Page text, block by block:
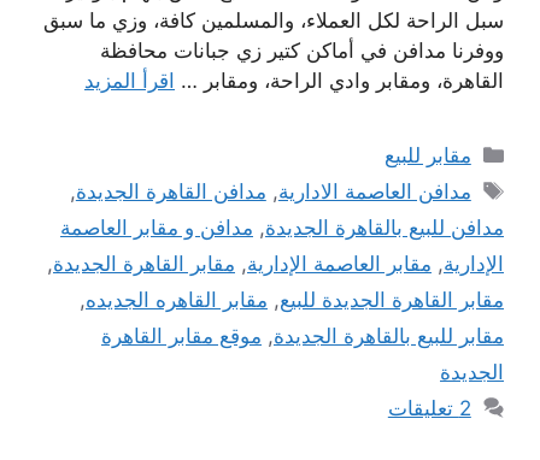
سبل الراحة لكل العملاء، والمسلمين كافة، وزي ما سبق
ووفرنا مدافن في أماكن كتير زي جبانات محافظة
القاهرة، ومقابر وادي الراحة، ومقابر … اقرأ المزيد
التصنيفات
مقابر للبيع
الوسوم
مدافن العاصمة الادارية, مدافن القاهرة الجديدة,
مدافن للبيع بالقاهرة الجديدة, مدافن و مقابر العاصمة
الإدارية, مقابر العاصمة الإدارية, مقابر القاهرة الجديدة,
مقابر القاهرة الجديدة للبيع, مقابر القاهره الجديده,
مقابر للبيع بالقاهرة الجديدة, موقع مقابر القاهرة
الجديدة
2 تعليقات